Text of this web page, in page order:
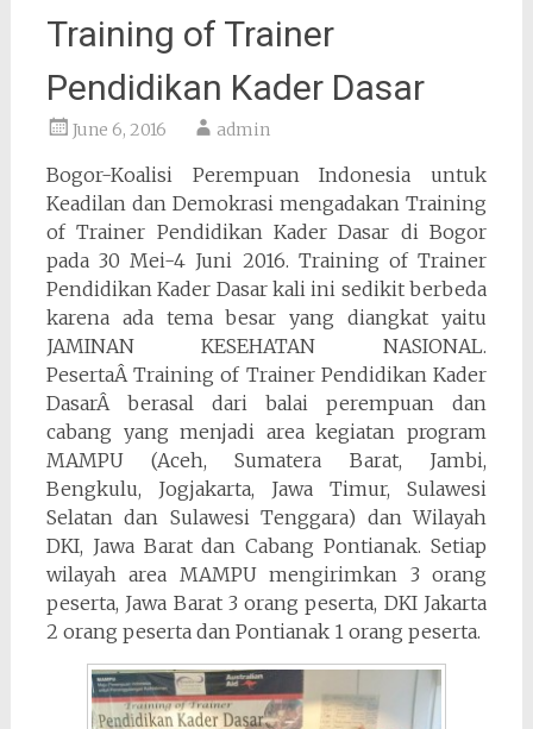
Training of Trainer
Pendidikan Kader Dasar
June 6, 2016 admin
Bogor-Koalisi Perempuan Indonesia untuk
Keadilan dan Demokrasi mengadakan Training
of Trainer Pendidikan Kader Dasar di Bogor
pada 30 Mei-4 Juni 2016. Training of Trainer
Pendidikan Kader Dasar kali ini sedikit berbeda
karena ada tema besar yang diangkat yaitu
JAMINAN KESEHATAN NASIONAL.
PesertaÂ Training of Trainer Pendidikan Kader
DasarÂ berasal dari balai perempuan dan
cabang yang menjadi area kegiatan program
MAMPU (Aceh, Sumatera Barat, Jambi,
Bengkulu, Jogjakarta, Jawa Timur, Sulawesi
Selatan dan Sulawesi Tenggara) dan Wilayah
DKI, Jawa Barat dan Cabang Pontianak. Setiap
wilayah area MAMPU mengirimkan 3 orang
peserta, Jawa Barat 3 orang peserta, DKI Jakarta
2 orang peserta dan Pontianak 1 orang peserta.